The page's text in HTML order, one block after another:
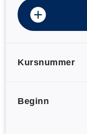
Kursnummer
Beginn